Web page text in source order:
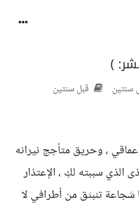
)
سنتين قبل سنتين
، وحريق متأجج نيرانه
الذي سببته لكِ ، الإعتذار
شجاعة تنبثق من أطرافي لا